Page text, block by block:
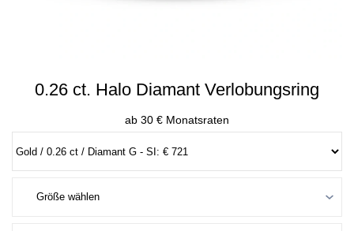
0.26 ct. Halo Diamant Verlobungsring
ab 30 € Monatsraten